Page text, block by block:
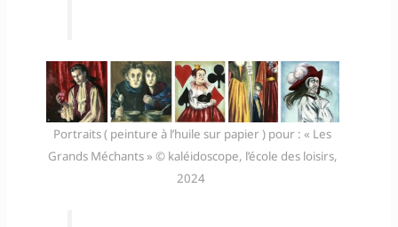
Portraits ( peinture à l’huile sur papier ) pour : « Les
Grands Méchants » © kaléidoscope, l’école des loisirs,
2024